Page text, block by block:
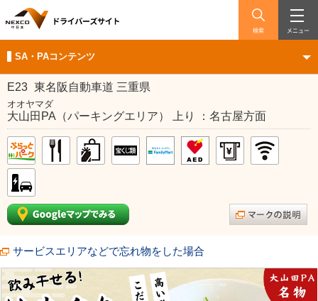
検索 メニュー
SA・PAコンテンツ
E23 東名阪自動車道 三重県
オオヤマダ
大山田PA（パーキングエリア） 上り ：名古屋方面
サービスエリアなどで忘れ物をした場合